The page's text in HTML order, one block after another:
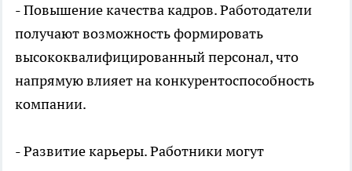
- Повышение качества кадров. Работодатели
получают возможность формировать
высококвалифицированный персонал, что
напрямую влияет на конкурентоспособность
компании.
- Развитие карьеры. Работники могут